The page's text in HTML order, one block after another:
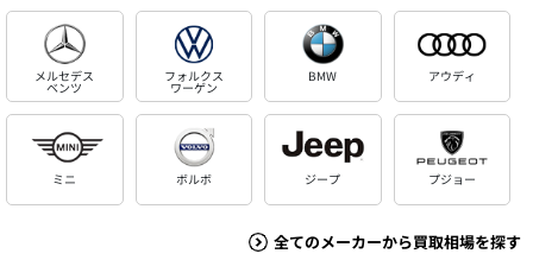
メルセデス
ベンツ
フォルクス
ワーゲン
BMW アウディ
ミニ ボルボ ジープ プジョー
全てのメーカーから買取相場を探す